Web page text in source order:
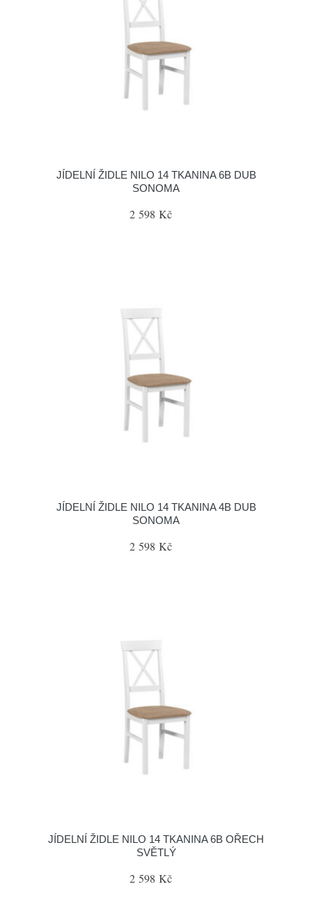
JÍDELNÍ ŽIDLE NILO 14 TKANINA 6B DUB
SONOMA
2 598 Kč
JÍDELNÍ ŽIDLE NILO 14 TKANINA 4B DUB
SONOMA
2 598 Kč
JÍDELNÍ ŽIDLE NILO 14 TKANINA 6B OŘECH
SVĚTLÝ
2 598 Kč